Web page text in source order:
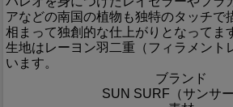
アなどの南国の植物も独特のタッチで
相まって独創的な仕上がりとなってま
生地はレーヨン羽二重（フィラメント
います。
ブランド
SUN SURF（サンサー